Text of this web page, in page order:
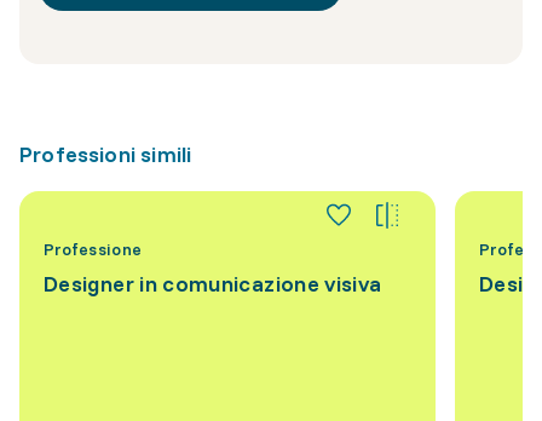
Professioni simili
Professione
Designer in comunicazione visiva